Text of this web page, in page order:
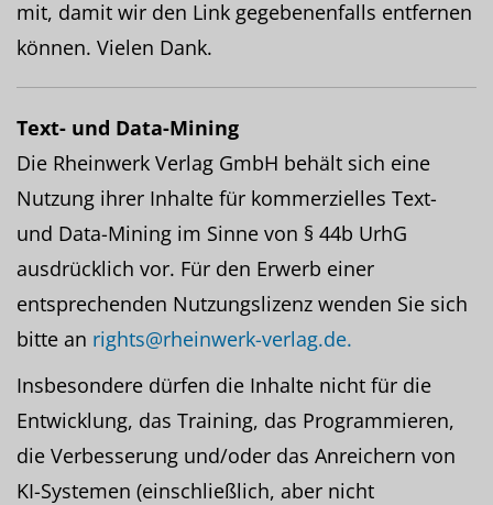
mit, damit wir den Link gegebenenfalls entfernen
können. Vielen Dank.
Text- und Data-Mining
Die Rheinwerk Verlag GmbH behält sich eine
Nutzung ihrer Inhalte für kommerzielles Text-
und Data-Mining im Sinne von § 44b UrhG
ausdrücklich vor. Für den Erwerb einer
entsprechenden Nutzungslizenz wenden Sie sich
bitte an rights@rheinwerk-verlag.de.
Insbesondere dürfen die Inhalte nicht für die
Entwicklung, das Training, das Programmieren,
die Verbesserung und/oder das Anreichern von
KI-Systemen (einschließlich, aber nicht